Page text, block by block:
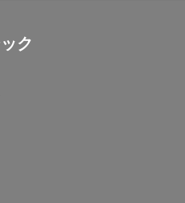
ク パーサスネオ
ーデンライト